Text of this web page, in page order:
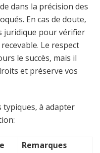
dans la précision des
En cas de doute,
juridique pour vérifier
Le respect
le succès, mais il
et préserve vos
typiques, à adapter
Remarques